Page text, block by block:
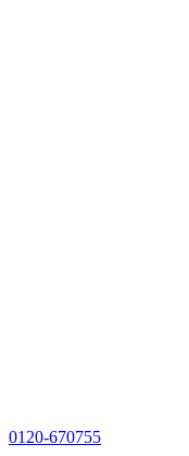
0120-670755